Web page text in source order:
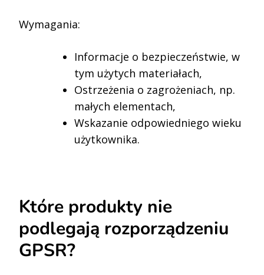
Wymagania:
Informacje o bezpieczeństwie, w
tym użytych materiałach,
Ostrzeżenia o zagrożeniach, np.
małych elementach,
Wskazanie odpowiedniego wieku
użytkownika.
Które produkty nie
podlegają rozporządzeniu
GPSR?